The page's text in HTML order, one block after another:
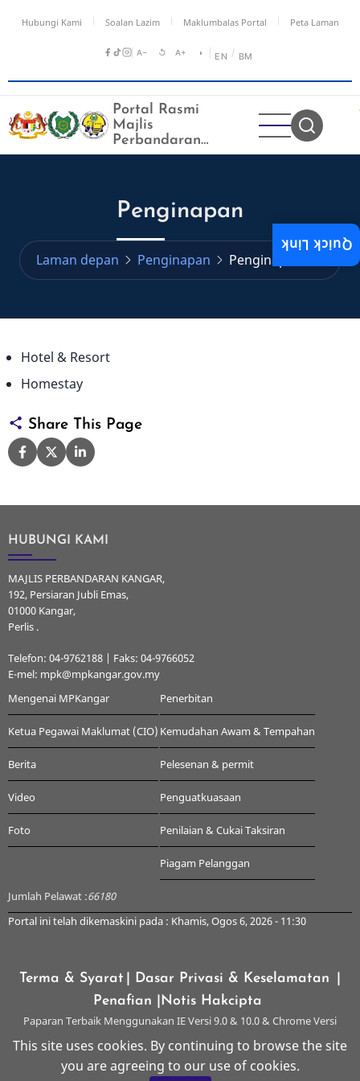
Hubungi Kami Soalan Lazim Maklumbalas Portal Peta Laman
A− ↺ A+ ◑ EN / BM
Portal Rasmi
Majlis
Perbandaran
Kangar
Penginapan
Laman depan Penginapan Penginapan
Hotel & Resort
Homestay
Share This Page
HUBUNGI KAMI
MAJLIS PERBANDARAN KANGAR,
192, Persiaran Jubli Emas,
01000 Kangar,
Perlis .
Telefon: 04-9762188 | Faks: 04-9766052
E-mel: mpk@mpkangar.gov.my
Mengenai MPKangar
Ketua Pegawai Maklumat (CIO)
Berita
Video
Foto
Penerbitan
Kemudahan Awam & Tempahan
Pelesenan & permit
Penguatkuasaan
Penilaian & Cukai Taksiran
Piagam Pelanggan
Jumlah Pelawat :66180
Portal ini telah dikemaskini pada : Khamis, Ogos 6, 2026 - 11:30
Terma & Syarat | Dasar Privasi & Keselamatan
Penafian
|Notis Hakcipta
Paparan Terbaik Menggunakan IE Versi 9.0 & 10.0 & Chrome Versi
Terkini & ke atas dengan Resolusi 1024 x 768
© 2026 Majlis Perbandaran Kangar, All rights reserved.
This site uses cookies. By continuing to browse the site
you are agreeing to our use of cookies.
Quick Link